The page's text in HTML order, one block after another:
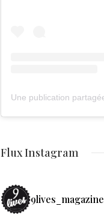
Flux Instagram
9lives_magazine